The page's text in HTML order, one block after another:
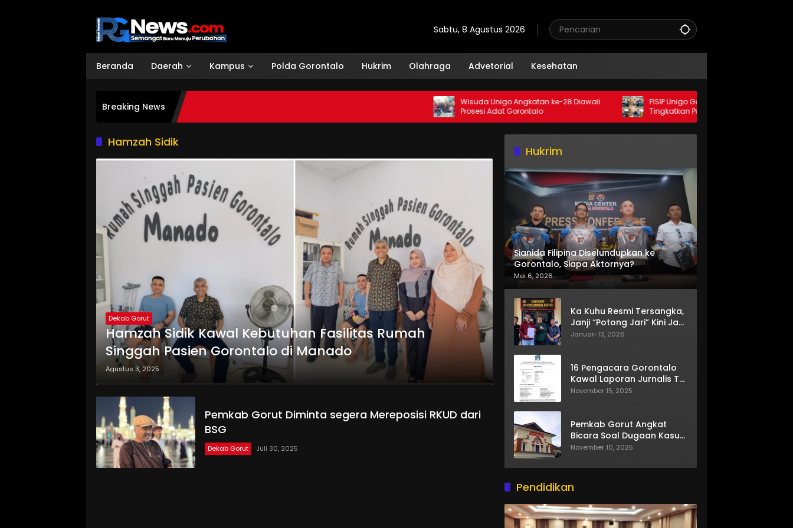
Sabtu, 8 Agustus 2026
Beranda Daerah Kampus Polda Gorontalo Hukrim Olahraga Advetorial Kesehatan
Breaking News
Wisuda Unigo Angkatan ke-28 Diawali
Prosesi Adat Gorontalo
FISIP Unigo Gandeng Unismuh Makassar
Tingkatkan Publikasi Internasional
Hamzah Sidik
Dekab Gorut
Hamzah Sidik Kawal Kebutuhan Fasilitas Rumah
Singgah Pasien Gorontalo di Manado
Agustus 3, 2025
Pemkab Gorut Diminta segera Mereposisi RKUD dari
BSG
Dekab Gorut Juli 30, 2025
Hukrim
Sianida Filipina Diselundupkan ke
Gorontalo, Siapa Aktornya?
Mei 6, 2026
Ka Kuhu Resmi Tersangka,
Janji “Potong Jari” Kini Jadi
Bumerang
Januari 13, 2026
16 Pengacara Gorontalo
Kawal Laporan Jurnalis TV
One
November 15, 2025
Pemkab Gorut Angkat
Bicara Soal Dugaan Kasus
Asusila Oknum ASN
November 10, 2025
Pendidikan